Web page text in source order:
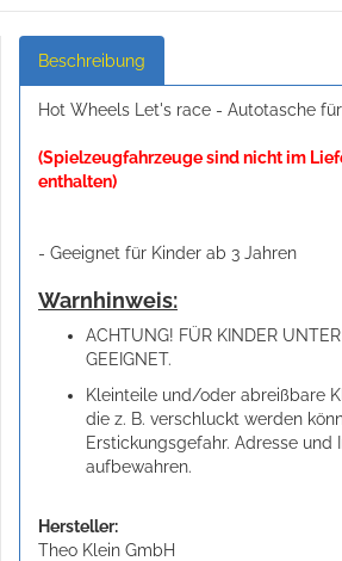
Beschreibung
Hot Wheels Let's race - Autotasche
(Spielzeugfahrzeuge sind nicht im
enthalten)
- Geeignet für Kinder ab 3 Jahren
Warnhinweis:
ACHTUNG! FÜR KINDER
GEEIGNET.
Kleinteile und/oder abreißbare
die z. B. verschluckt werden
Erstickungsgefahr. Adresse und
aufbewahren.
Hersteller:
Theo Klein GmbH